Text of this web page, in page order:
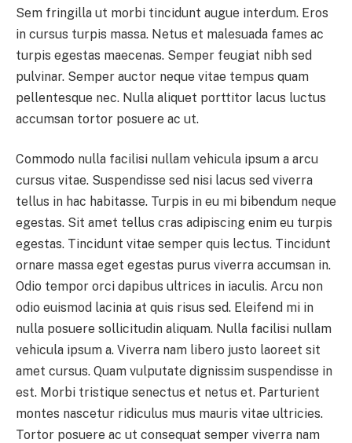
Sem fringilla ut morbi tincidunt augue interdum. Eros
in cursus turpis massa. Netus et malesuada fames ac
turpis egestas maecenas. Semper feugiat nibh sed
pulvinar. Semper auctor neque vitae tempus quam
pellentesque nec. Nulla aliquet porttitor lacus luctus
accumsan tortor posuere ac ut.
Commodo nulla facilisi nullam vehicula ipsum a arcu
cursus vitae. Suspendisse sed nisi lacus sed viverra
tellus in hac habitasse. Turpis in eu mi bibendum neque
egestas. Sit amet tellus cras adipiscing enim eu turpis
egestas. Tincidunt vitae semper quis lectus. Tincidunt
ornare massa eget egestas purus viverra accumsan in.
Odio tempor orci dapibus ultrices in iaculis. Arcu non
odio euismod lacinia at quis risus sed. Eleifend mi in
nulla posuere sollicitudin aliquam. Nulla facilisi nullam
vehicula ipsum a. Viverra nam libero justo laoreet sit
amet cursus. Quam vulputate dignissim suspendisse in
est. Morbi tristique senectus et netus et. Parturient
montes nascetur ridiculus mus mauris vitae ultricies.
Tortor posuere ac ut consequat semper viverra nam